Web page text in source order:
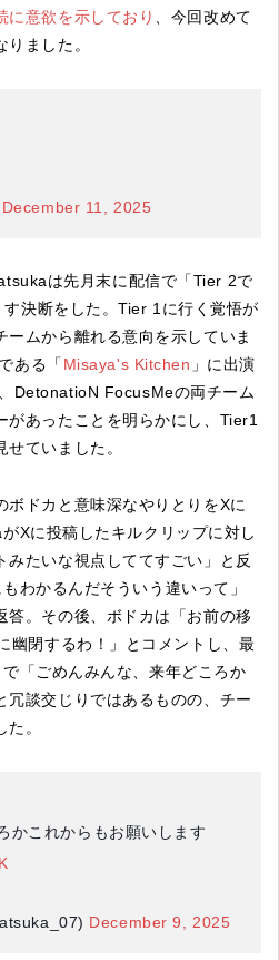
に意欲を示しており
、今回改めて
ました。
December 11, 2025
は先月末に配信で「Tier 2で
決断をした。Tier 1に行く覚悟が
ームから離れる意向を示していま
ある「 Misaya's Kitchen 」に出演
DetonatioN FocusMeの両チーム
があったことを明らかにし、Tier1
ていました。
ボドカと意味深なやりとりをXに
Xに投稿したキルクリップに対し
みたいな視点しててすごい」と反
わかるんだそういう違いって」
答。その後、ボドカは「お前の移
幽閉するわ！」とコメントし、最
「ごめんみんな、来年どころか
冗談交じりではあるものの、チー
。
かこれからもお願いします
December 9, 2025